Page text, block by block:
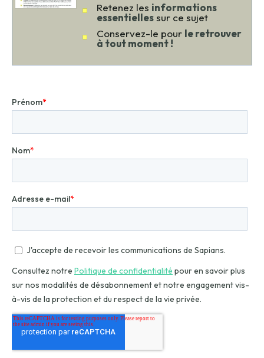
Retenez les informations
essentiellessur ce sujet
Conservez-le pour le retrouver
à tout moment !